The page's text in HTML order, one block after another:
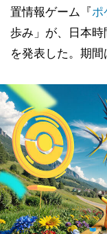
置情報ゲーム『ポ
歩み」が、日本
を発表した。期